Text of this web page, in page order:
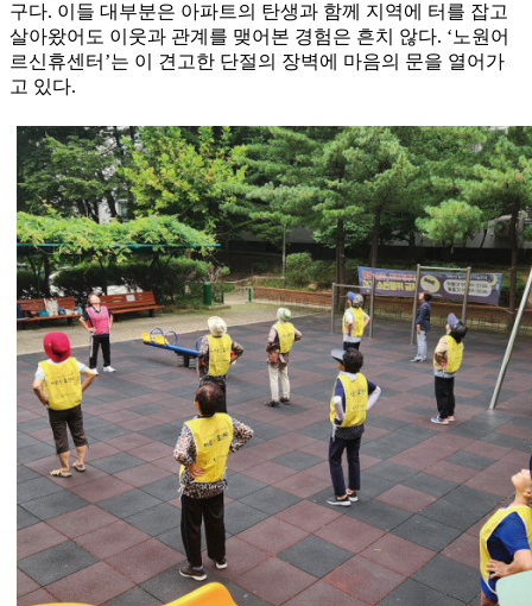
구다. 이들 대부분은 아파트의 탄생과 함께 지역에 터를 잡고
살아왔어도 이웃과 관계를 맺어본 경험은 흔치 않다. ‘노원어
르신휴센터’는 이 견고한 단절의 장벽에 마음의 문을 열어가
고 있다.